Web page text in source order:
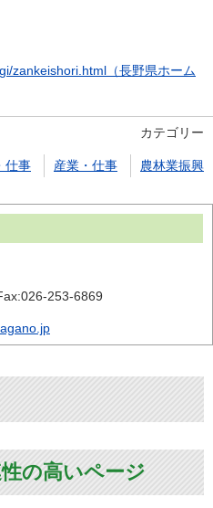
zankeishori.html（長野県ホーム
カテゴリー
仕事 産業・仕事 農林業振興
026-253-6869
の高いページ